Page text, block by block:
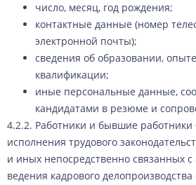
число, месяц, год рождения;
контактные данные (номер
электронной почты);
сведения об образовании,
квалификации;
иные персональные данные,
кандидатами в резюме и
4.2.2. Работники и бывшие
исполнения трудового
и иных непосредственно связанных
ведения кадрового делопроизводства